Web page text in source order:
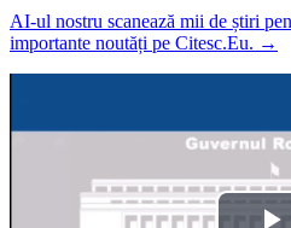
AI-ul nostru scanează mii de știri
importante noutăți pe Citesc.Eu. →